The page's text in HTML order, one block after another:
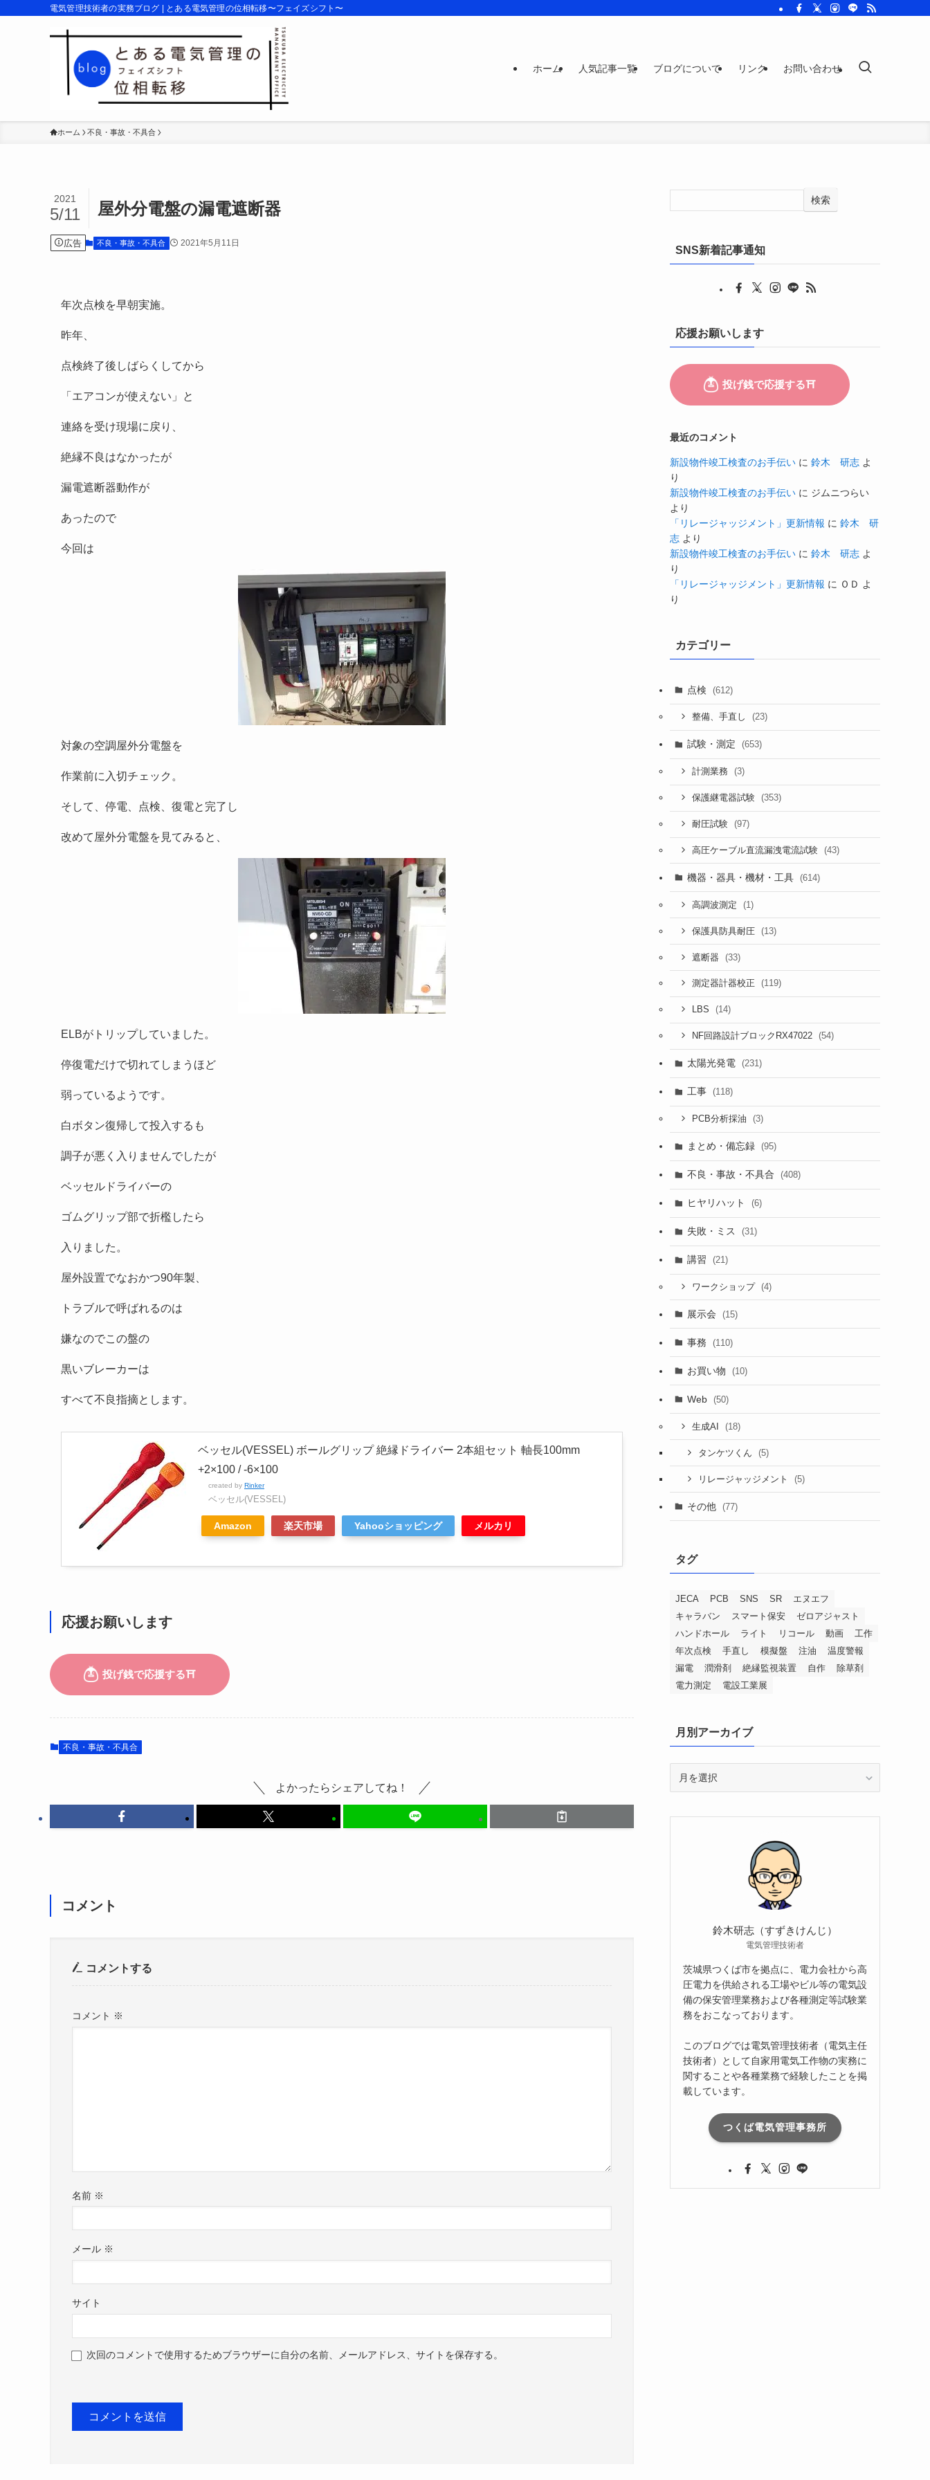
電気管理技術者の実務ブログ | とある電気管理の位相転移〜フェイズシフト〜
ホーム 人気記事一覧 ブログについて リンク お問い合わせ
ホーム 不良・事故・不具合
屋外分電盤の漏電遮断器
2021
5/11
広告 不良・事故・不具合 2021年5月11日
年次点検を早朝実施。
昨年、
点検終了後しばらくしてから
「エアコンが使えない」と
連絡を受け現場に戻り、
絶縁不良はなかったが
漏電遮断器動作が
あったので
今回は
対象の空調屋外分電盤を
作業前に入切チェック。
そして、停電、点検、復電と完了し
改めて屋外分電盤を見てみると、
ELBがトリップしていました。
停復電だけで切れてしまうほど
弱っているようです。
白ボタン復帰して投入するも
調子が悪く入りませんでしたが
ベッセルドライバーの
ゴムグリップ部で折檻したら
入りました。
屋外設置でなおかつ90年製、
トラブルで呼ばれるのは
嫌なのでこの盤の
黒いブレーカーは
すべて不良指摘とします。
ベッセル(VESSEL) ボールグリップ 絶縁ドライバー 2本組セット 軸長100mm
+2×100 / -6×100
created by Rinker
ベッセル(VESSEL)
Amazon 楽天市場 Yahooショッピング メルカリ
応援お願いします
不良・事故・不具合
よかったらシェアしてね！
コメント
コメントする
コメント ※
名前 ※
メール ※
サイト
次回のコメントで使用するためブラウザーに自分の名前、メールアドレス、サイトを保存する。
検索
SNS新着記事通知
応援お願いします
最近のコメント
新設物件竣工検査のお手伝い に 鈴木 研志 よ
り
新設物件竣工検査のお手伝い に ジムニつらい
より
「リレージャッジメント」更新情報 に 鈴木 研
志 より
新設物件竣工検査のお手伝い に 鈴木 研志 よ
り
「リレージャッジメント」更新情報 に ＯＤ よ
り
カテゴリー
点検 (612)
整備、手直し (23)
試験・測定 (653)
計測業務 (3)
保護継電器試験 (353)
耐圧試験 (97)
高圧ケーブル直流漏洩電流試験 (43)
機器・器具・機材・工具 (614)
高調波測定 (1)
保護具防具耐圧 (13)
遮断器 (33)
測定器計器校正 (119)
LBS (14)
NF回路設計ブロックRX47022 (54)
太陽光発電 (231)
工事 (118)
PCB分析採油 (3)
まとめ・備忘録 (95)
不良・事故・不具合 (408)
ヒヤリハット (6)
失敗・ミス (31)
講習 (21)
ワークショップ (4)
展示会 (15)
事務 (110)
お買い物 (10)
Web (50)
生成AI (18)
タンケツくん (5)
リレージャッジメント (5)
その他 (77)
タグ
JECA PCB SNS SR
エヌエフ
キャラバン
スマート保安
ゼロアジャスト
ハンドホール
ライト リコール 動画
工作
年次点検
手直し 模擬盤 注油
温度警報
漏電
潤滑剤 絶縁監視装置 自作
除草剤
電力測定
電設工業展
月別アーカイブ
ー
鈴木研志（すずきけんじ）
電気管理技術者
茨城県つくば市を拠点に、電力会社から高
圧電力を供給される工場やビル等の電気設
備の保安管理業務および各種測定等試験業
務をおこなっております。
このブログでは電気管理技術者（電気主任
技術者）として自家用電気工作物の実務に
関することや各種業務で経験したことを掲
載しています。
つくば電気管理事務所